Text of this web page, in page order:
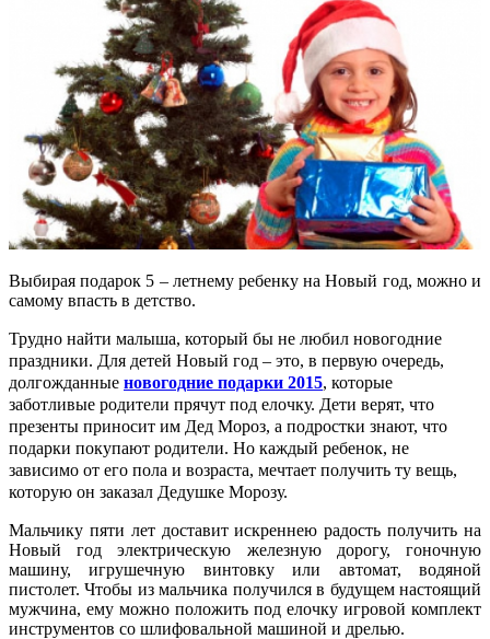
Выбирая подарок 5 – летнему ребенку на Новый год, можно и
самому впасть в детство.
Трудно найти малыша, который бы не любил новогодние
праздники. Для детей Новый год – это, в первую очередь,
долгожданные новогодние подарки 2015, которые
заботливые родители прячут под елочку. Дети верят, что
презенты приносит им Дед Мороз, а подростки знают, что
подарки покупают родители. Но каждый ребенок, не
зависимо от его пола и возраста, мечтает получить ту вещь,
которую он заказал Дедушке Морозу.
Мальчику пяти лет доставит искреннею радость получить на
Новый год электрическую железную дорогу, гоночную
машину, игрушечную винтовку или автомат, водяной
пистолет. Чтобы из мальчика получился в будущем настоящий
мужчина, ему можно положить под елочку игровой комплект
инструментов со шлифовальной машиной и дрелью.